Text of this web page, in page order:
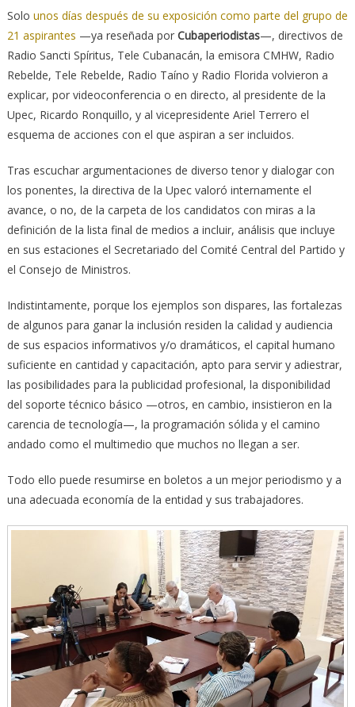
Solo unos días después de su exposición como parte del grupo de
21 aspirantes —ya reseñada por Cubaperiodistas—, directivos de
Radio Sancti Spíritus, Tele Cubanacán, la emisora CMHW, Radio
Rebelde, Tele Rebelde, Radio Taíno y Radio Florida volvieron a
explicar, por videoconferencia o en directo, al presidente de la
Upec, Ricardo Ronquillo, y al vicepresidente Ariel Terrero el
esquema de acciones con el que aspiran a ser incluidos.
Tras escuchar argumentaciones de diverso tenor y dialogar con
los ponentes, la directiva de la Upec valoró internamente el
avance, o no, de la carpeta de los candidatos con miras a la
definición de la lista final de medios a incluir, análisis que incluye
en sus estaciones el Secretariado del Comité Central del Partido y
el Consejo de Ministros.
Indistintamente, porque los ejemplos son dispares, las fortalezas
de algunos para ganar la inclusión residen la calidad y audiencia
de sus espacios informativos y/o dramáticos, el capital humano
suficiente en cantidad y capacitación, apto para servir y adiestrar,
las posibilidades para la publicidad profesional, la disponibilidad
del soporte técnico básico —otros, en cambio, insistieron en la
carencia de tecnología—, la programación sólida y el camino
andado como el multimedio que muchos no llegan a ser.
Todo ello puede resumirse en boletos a un mejor periodismo y a
una adecuada economía de la entidad y sus trabajadores.